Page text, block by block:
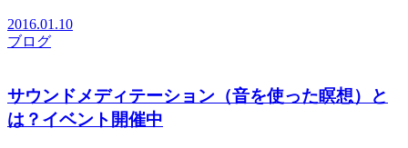
2016.01.10
ブログ
サウンドメディテーション（音を使った瞑想）と
は？イベント開催中